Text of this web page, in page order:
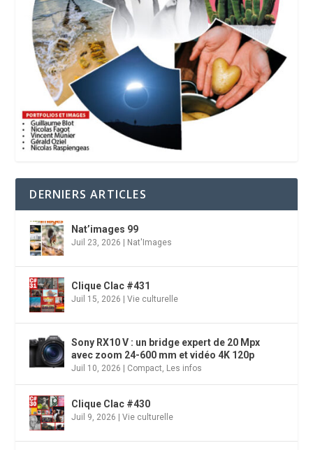
DERNIERS ARTICLES
Nat’images 99
Juil 23, 2026 | Nat'Images
Clique Clac #431
Juil 15, 2026 |Vie culturelle
Sony RX10 V : un bridge expert de 20 Mpx
avec zoom 24-600 mm et vidéo 4K 120p
Juil 10, 2026 | Compact Les infos
Clique Clac #430
Juil 9, 2026 |Vie culturelle